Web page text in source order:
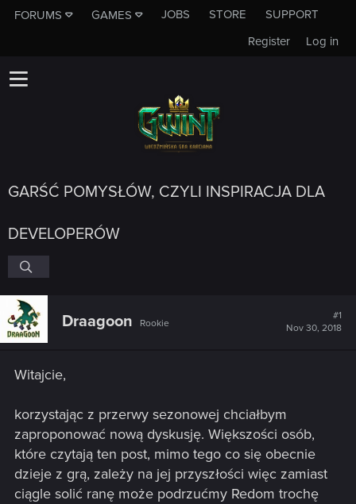
FORUMS GAMES JOBS STORE
SUPPORT
Log in
Register
GARŚĆ POMYSŁÓW, CZYLI INSPIRACJA DLA
DEVELOPERÓW
Draagoon Rookie
#1
Nov 30, 2018
Witajcie,
korzystając z przerwy sezonowej chciałbym
zaproponować nową dyskusję. Większości osób,
które czytają ten post, mimo tego co się obecnie
dzieje z grą, zależy na jej przyszłości więc zamiast
ciągle solić ranę może podrzućmy Redom trochę